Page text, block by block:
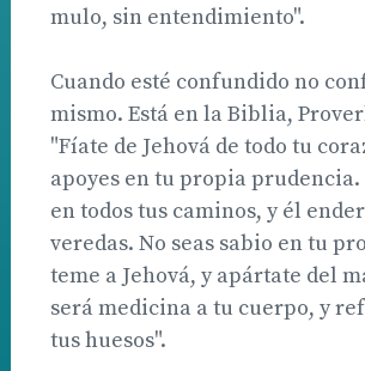
mulo, sin entendimiento".
Cuando esté confundido no
mismo. Está en la Biblia,
"Fíate de Jehová de todo tu
apoyes en tu propia prudencia.
en todos tus caminos, y él
veredas. No seas sabio en tu
teme a Jehová, y apártate del
será medicina a tu cuerpo, y
tus huesos".